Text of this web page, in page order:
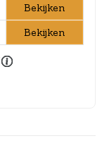
Bekijken
Bekijken